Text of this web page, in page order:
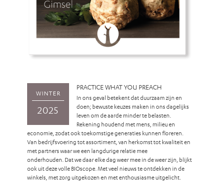
WINTER
2025
PRACTICE WHAT YOU PREACH
In ons geval betekent dat duurzaam zijn en
doen; bewuste keuzes maken in ons dagelijks
leven om de aarde minder te belasten.
Rekening houdend met mens, milieu en
economie, zodat ook toekomstige generaties kunnen floreren.
Van bedrijfsvoering tot assortiment, van herkomst tot kwaliteit en
met partners waar we een langdurige relatie mee
onderhouden. Dat we daar elke dag weer mee in de weer zijn, blijkt
ook uit deze volle BIOscope. Met veel nieuws te ontdekken in de
winkels, met zorg uitgekozen en met enthousiasme uitgelicht.